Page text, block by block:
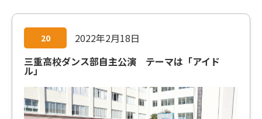
20
2022年2月18日
三重高校ダンス部自主公演 テーマは「アイド
ル」